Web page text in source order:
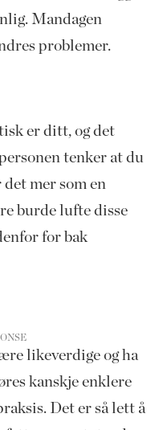
Mandagen
problemer.
er ditt, og det
tenker at du
det mer som en
burde lufte disse
for bak
likeverdige og ha
kanskje enklere
Det er så lett å